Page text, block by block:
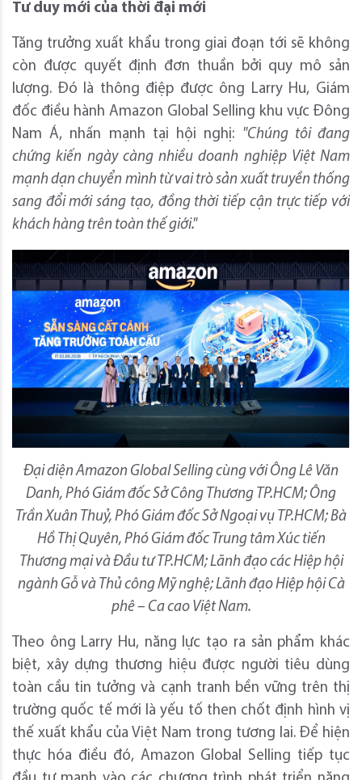
Tư duy mới của thời đại mới
Tăng trưởng xuất khẩu trong giai đoạn tới sẽ không
còn được quyết định đơn thuần bởi quy mô sản
lượng. Đó là thông điệp được ông Larry Hu, Giám
đốc điều hành Amazon Global Selling khu vực Đông
Nam Á, nhấn mạnh tại hội nghị: "Chúng tôi đang
chứng kiến ngày càng nhiều doanh nghiệp Việt Nam
mạnh dạn chuyển mình từ vai trò sản xuất truyền thống
sang đổi mới sáng tạo, đồng thời tiếp cận trực tiếp với
khách hàng trên toàn thế giới."
Đại diện Amazon Global Selling cùng với Ông Lê Văn
Danh, Phó Giám đốc Sở Công Thương TP.HCM; Ông
Trần Xuân Thuỷ, Phó Giám đốc Sở Ngoại vụ TP.HCM; Bà
Hồ Thị Quyên, Phó Giám đốc Trung tâm Xúc tiến
Thương mại và Đầu tư TP.HCM; Lãnh đạo các Hiệp hội
ngành Gỗ và Thủ công Mỹ nghệ; Lãnh đạo Hiệp hội Cà
phê – Ca cao Việt Nam.
Theo ông Larry Hu, năng lực tạo ra sản phẩm khác
biệt, xây dựng thương hiệu được người tiêu dùng
toàn cầu tin tưởng và cạnh tranh bền vững trên thị
trường quốc tế mới là yếu tố then chốt định hình vị
thế xuất khẩu của Việt Nam trong tương lai. Để hiện
thực hóa điều đó, Amazon Global Selling tiếp tục